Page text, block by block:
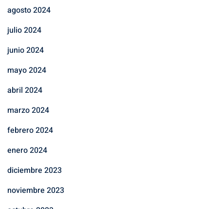
agosto 2024
julio 2024
junio 2024
mayo 2024
abril 2024
marzo 2024
febrero 2024
enero 2024
diciembre 2023
noviembre 2023